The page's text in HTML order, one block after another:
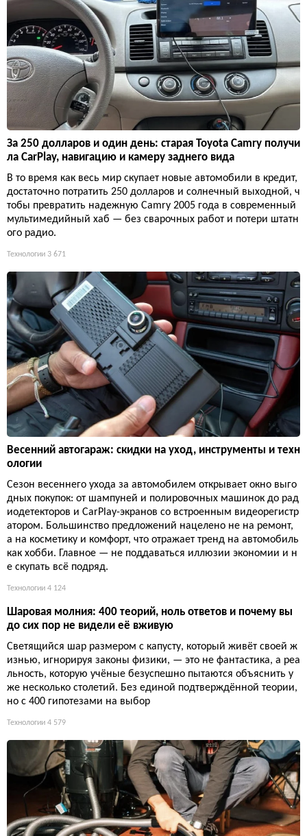
За 250 долларов и один день: старая Toyota Camry получи
ла CarPlay, навигацию и камеру заднего вида
В то время как весь мир скупает новые автомобили в кредит,
достаточно потратить 250 долларов и солнечный выходной, ч
тобы превратить надежную Camry 2005 года в современный
мультимедийный хаб — без сварочных работ и потери штатн
ого радио.
Технологии 3 671
Весенний автогараж: скидки на уход, инструменты и техн
ологии
Сезон весеннего ухода за автомобилем открывает окно выго
дных покупок: от шампуней и полировочных машинок до рад
иодетекторов и CarPlay-экранов со встроенным видеорегистр
атором. Большинство предложений нацелено не на ремонт,
а на косметику и комфорт, что отражает тренд на автомобиль
как хобби. Главное — не поддаваться иллюзии экономии и н
е скупать всё подряд.
Технологии 4 124
Шаровая молния: 400 теорий, ноль ответов и почему вы
до сих пор не видели её вживую
Светящийся шар размером с капусту, который живёт своей ж
изнью, игнорируя законы физики, — это не фантастика, а реа
льность, которую учёные безуспешно пытаются объяснить у
же несколько столетий. Без единой подтверждённой теории,
но с 400 гипотезами на выбор
Технологии 4 579